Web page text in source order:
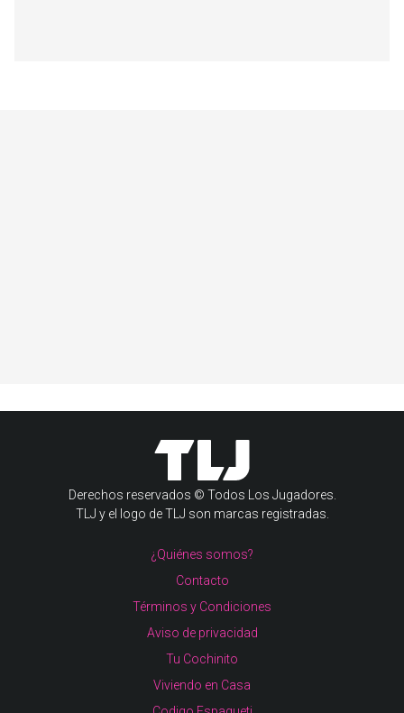
Derechos reservados © Todos Los Jugadores.
TLJ y el logo de TLJ son marcas registradas.
¿Quiénes somos?
Contacto
Términos y Condiciones
Aviso de privacidad
Tu Cochinito
Viviendo en Casa